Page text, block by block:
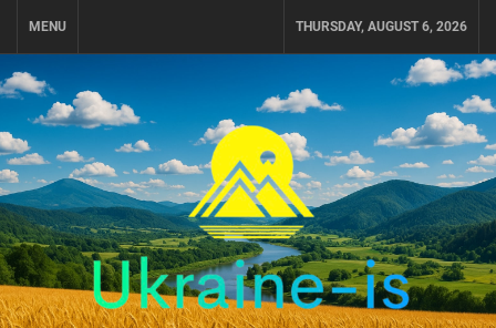
MENU THURSDAY, AUGUST 6, 2026